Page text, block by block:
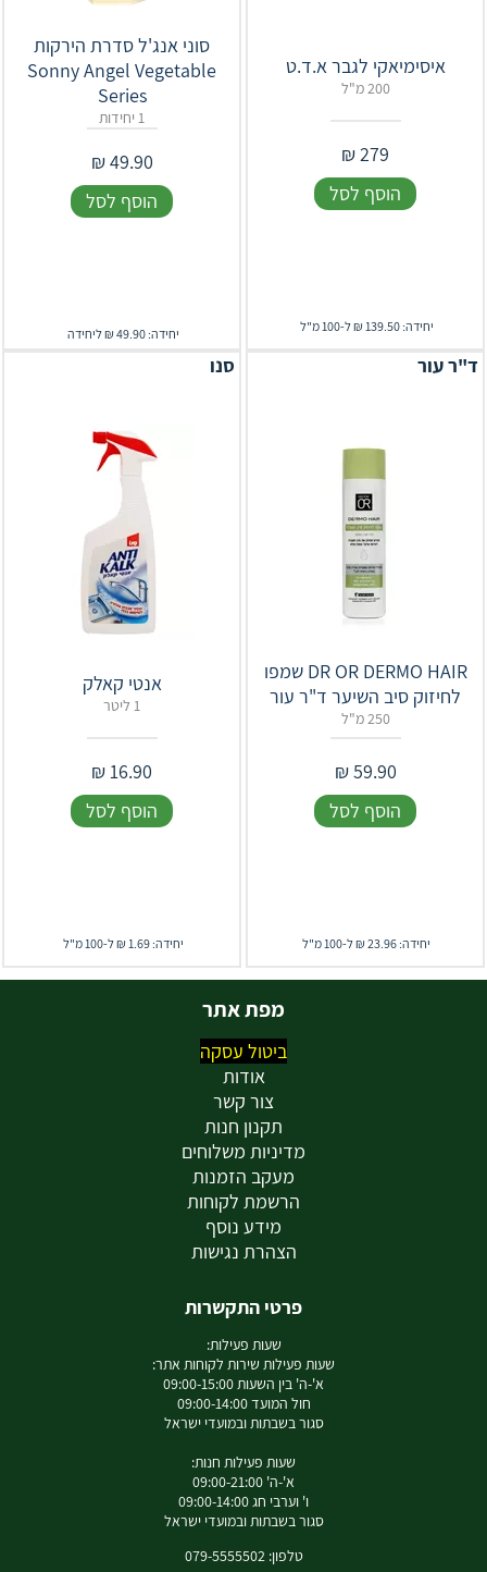
איסימיאקי לגבר א.ד.ט
200 מ"ל
279
₪
הוסף לסל
יחידה: 139.50 ₪ ל-100 מ"ל
סוני אנג'ל סדרת הירקות
Sonny Angel Vegetable
Series
1 יחידות
49.90
₪
הוסף לסל
יחידה: 49.90 ₪ ליחידה
ד"ר עור
‎DR‎ ‎OR‎ ‎DERMO‎ HAIR שמפו
לחיזוק סיב השיער ד"ר עור
250 מ"ל
59.90
₪
הוסף לסל
יחידה: 23.96 ₪ ל-100 מ"ל
סנו
אנטי קאלק
1 ליטר
16.90
₪
הוסף לסל
יחידה: 1.69 ₪ ל-100 מ"ל
מפת אתר
ביטול עסקה
אודות
צור קשר
תקנון חנות
מדיניות משלוחים
מעקב הזמנות
הרשמת לקוחות
מידע נוסף
הצהרת נגישות
פרטי התקשרות
שעות פעילות:
שעות פעילות שירות לקוחות אתר:
א'-ה' בין השעות 09:00-15:00
חול המועד 09:00-14:00
סגור בשבתות ובמועדי ישראל
שעות פעילות חנות:
א'-ה' 09:00-21:00
ו' וערבי חג 09:00-14:00
סגור בשבתות ובמועדי ישראל
טלפון: 079-5555502